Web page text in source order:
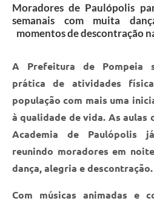
Moradores de Paulópolis
semanais com muita
momentos de descontração
A Prefeitura de Pompeia
prática de atividades
população com mais uma
à qualidade de vida. As aulas
Academia de Paulópolis
reunindo moradores em
dança, alegria e descontração.
Com músicas animadas e